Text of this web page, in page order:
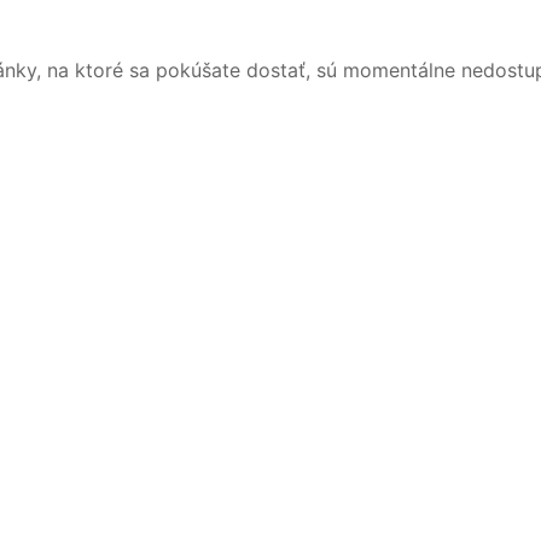
na ktoré sa pokúšate dostať, sú momentálne